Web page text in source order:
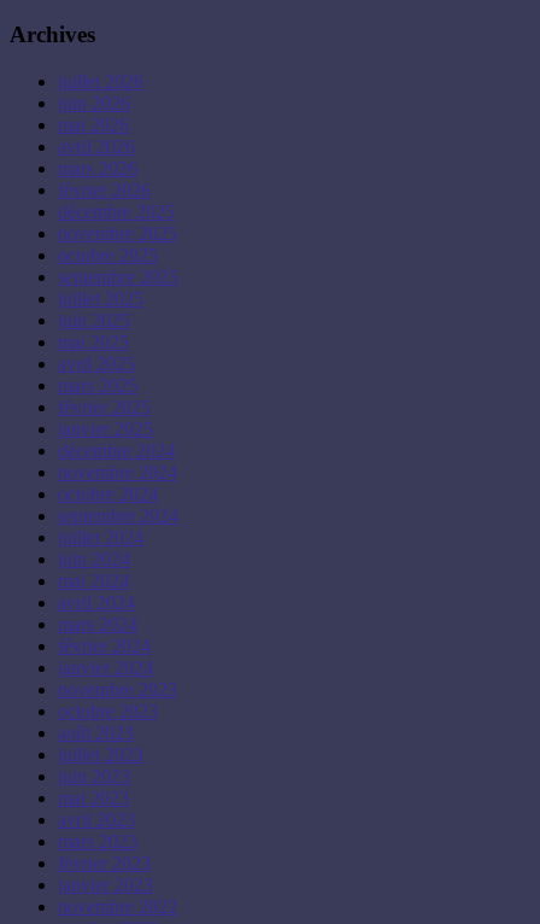
Archives
juillet 2026
juin 2026
mai 2026
avril 2026
mars 2026
février 2026
décembre 2025
novembre 2025
octobre 2025
septembre 2025
juillet 2025
juin 2025
mai 2025
avril 2025
mars 2025
février 2025
janvier 2025
décembre 2024
novembre 2024
octobre 2024
septembre 2024
juillet 2024
juin 2024
mai 2024
avril 2024
mars 2024
février 2024
janvier 2024
novembre 2023
octobre 2023
août 2023
juillet 2023
juin 2023
mai 2023
avril 2023
mars 2023
février 2023
janvier 2023
novembre 2022